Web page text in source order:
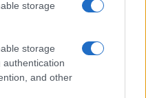
storage
storage
authentication
and other
sempre
indottrinamento: la
che giocano al